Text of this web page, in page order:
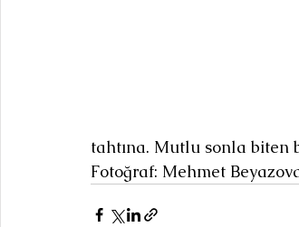
tahtına. Mutlu sonla biten
Fotoğraf: Mehmet